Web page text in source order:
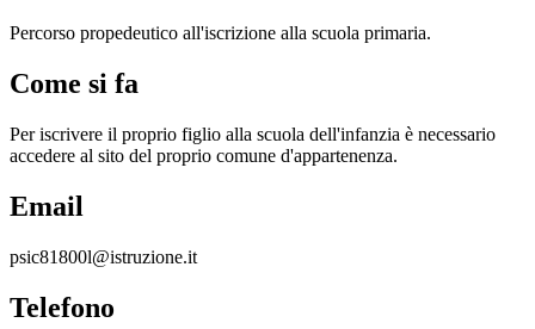
Percorso propedeutico all'iscrizione alla scuola primaria.
Come si fa
Per iscrivere il proprio figlio alla scuola dell'infanzia è necessario
accedere al sito del proprio comune d'appartenenza.
Email
psic81800l@istruzione.it
Telefono